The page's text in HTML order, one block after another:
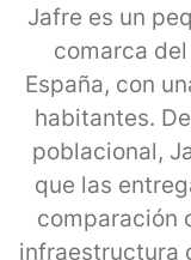
Jafre es un
comarca
España, con
habitantes.
poblacional,
que las
comparación
infraestructura